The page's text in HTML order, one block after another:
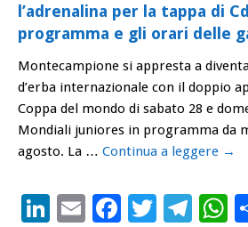
l’adrenalina per la tappa di
programma e gli orari delle
Montecampione si appresta a
d’erba internazionale con il doppio
Coppa del mondo di sabato 28 e
Mondiali juniores in programma da
agosto. La … Continua a leggere →
LinkedIn
EmailFacebook
Twitter